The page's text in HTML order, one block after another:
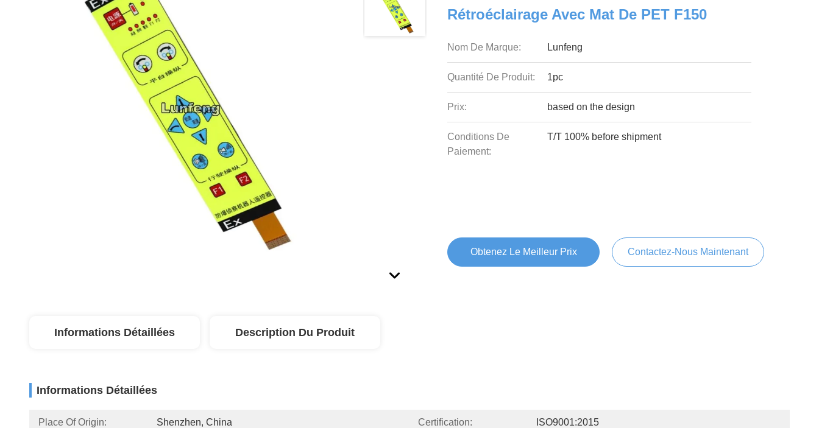
Rétroéclairage Avec Mat De PET F150
Nom De Marque: Lunfeng
Quantité De Produit: 1pc
Prix: based on the design
Conditions De
Paiement:
T/T 100% before shipment
Obtenez Le Meilleur Prix Contactez-Nous Maintenant
Informations Détaillées Description Du Produit
Informations Détaillées
Place Of Origin: Shenzhen, China Certification: ISO9001:2015